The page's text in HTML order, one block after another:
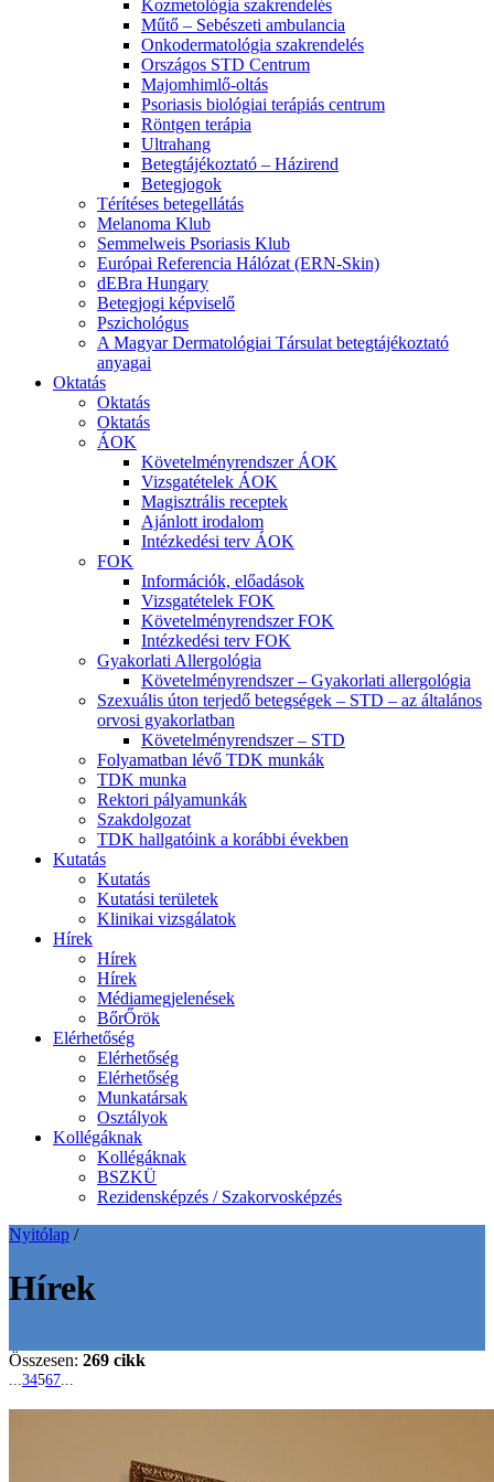
Kozmetológia szakrendelés
Műtő – Sebészeti ambulancia
Onkodermatológia szakrendelés
Országos STD Centrum
Majomhimlő-oltás
Psoriasis biológiai terápiás centrum
Röntgen terápia
Ultrahang
Betegtájékoztató – Házirend
Betegjogok
Térítéses betegellátás
Melanoma Klub
Semmelweis Psoriasis Klub
Európai Referencia Hálózat (ERN-Skin)
dEBra Hungary
Betegjogi képviselő
Pszichológus
A Magyar Dermatológiai Társulat betegtájékoztató
anyagai
Oktatás
Oktatás
Oktatás
ÁOK
Követelményrendszer ÁOK
Vizsgatételek ÁOK
Magisztrális receptek
Ajánlott irodalom
Intézkedési terv ÁOK
FOK
Információk, előadások
Vizsgatételek FOK
Követelményrendszer FOK
Intézkedési terv FOK
Gyakorlati Allergológia
Követelményrendszer – Gyakorlati allergológia
Szexuális úton terjedő betegségek – STD – az általános
orvosi gyakorlatban
Követelményrendszer – STD
Folyamatban lévő TDK munkák
TDK munka
Rektori pályamunkák
Szakdolgozat
TDK hallgatóink a korábbi években
Kutatás
Kutatás
Kutatási területek
Klinikai vizsgálatok
Hírek
Hírek
Hírek
Médiamegjelenések
BőrŐrök
Elérhetőség
Elérhetőség
Elérhetőség
Munkatársak
Osztályok
Kollégáknak
Kollégáknak
BSZKÜ
Rezidensképzés / Szakorvosképzés
Nyitólap /
Hírek
Összesen: 269 cikk
34567